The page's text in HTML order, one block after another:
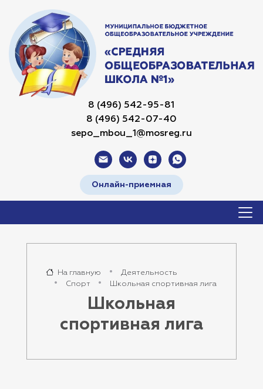
8 (496) 542-95-81
8 (496) 542-07-40
sepo_mbou_1@mosreg.ru
Онлайн-приемная
На главную
Деятельность
Спорт
Школьная спортивная лига
Школьная
спортивная лига